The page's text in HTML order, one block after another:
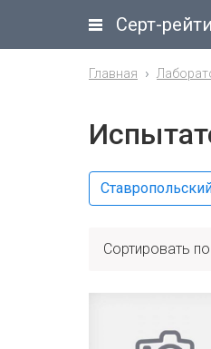
Серт-
Главная
Сортировать